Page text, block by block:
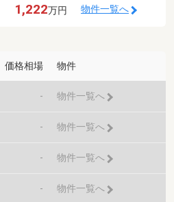
1,222万円 物件一覧へ
価格相場 物件
- 物件一覧へ
- 物件一覧へ
- 物件一覧へ
- 物件一覧へ